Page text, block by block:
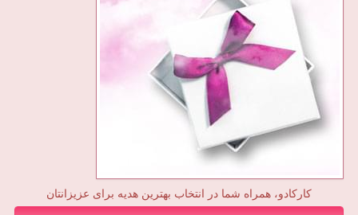
کارکادو، همراه شما در انتخاب بهترین هدیه برای عزیزانتان